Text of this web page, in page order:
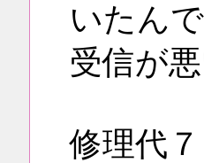
いたん
受信が
修理代